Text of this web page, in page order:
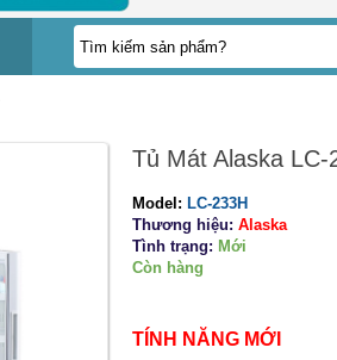
Tủ Mát Alaska
Model: LC-233H
Thương hiệu: Alaska
Tình trạng: Mới
Còn hàng
TÍNH NĂNG MỚI